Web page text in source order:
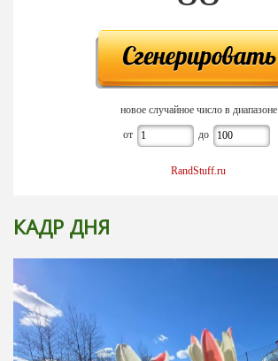
новое случайное число в диапазоне
от до
RandStuff.ru
КАДР ДНЯ